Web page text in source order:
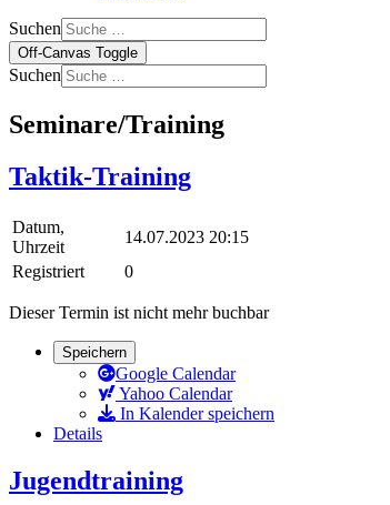
Suchen
Off-Canvas Toggle
Suchen
Seminare/Training
Taktik-Training
Datum,
Uhrzeit
14.07.2023 20:15
Registriert
0
Dieser Termin ist nicht mehr buchbar
Speichern
Google Calendar
Yahoo Calendar
In Kalender speichern
Details
Jugendtraining